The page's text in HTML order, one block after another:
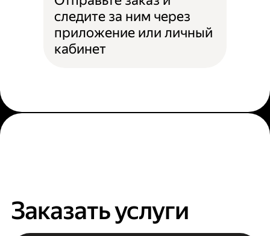
следите за ним через
приложение или личный
кабинет
Заказать услуги